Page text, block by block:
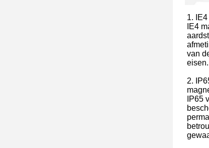
1.
IE4
van
eisen.
2.
IP65